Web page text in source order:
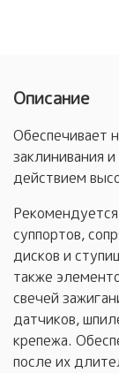
Описание
Обеспечивает
заклинивания
действием
суппортов,
дисков и
также
свечей
датчиков,
крепежа.
после их